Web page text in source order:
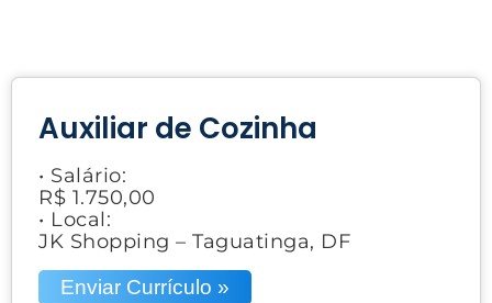
Auxiliar de Cozinha
• Salário:
R$ 1.750,00
• Local:
JK Shopping – Taguatinga, DF
Enviar Currículo »